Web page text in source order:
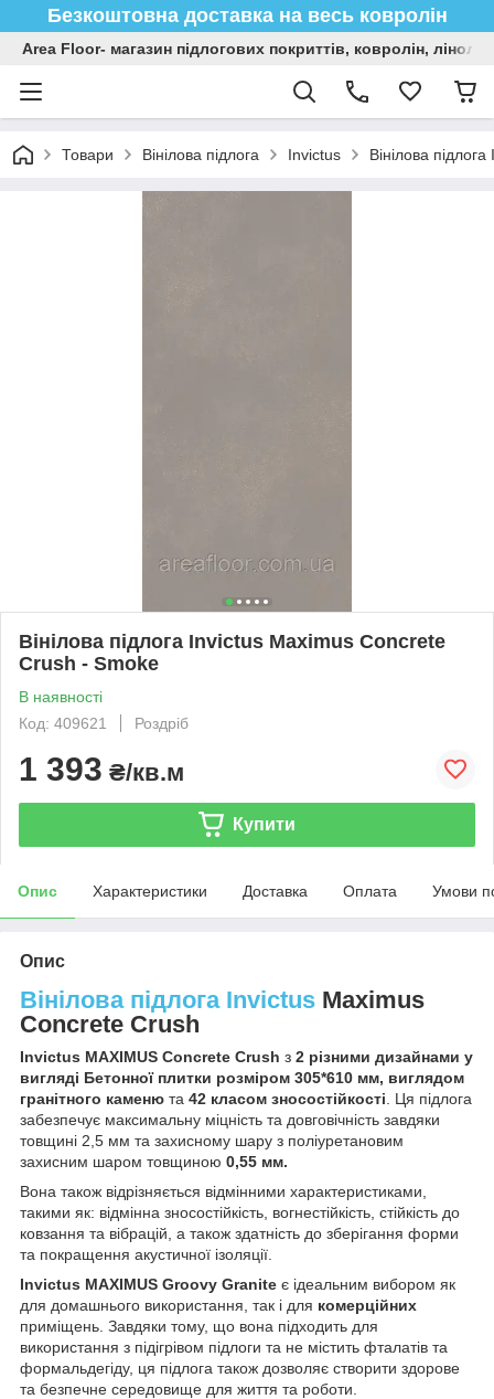
Безкоштовна доставка на весь ковролін
Area Floor- магазин підлогових покриттів, ковролін,
Товари Вінілова підлога Invictus Вінілова
Вінілова підлога Invictus Maximus Concrete
Crush - Smoke
В наявності
Код: 409621
Роздріб
1 393 ₴/кв.м
Купити
Опис Характеристики Доставка Оплата Умови
Опис
Вінілова підлога Invictus Maximus
Concrete Crush
Invictus MAXIMUS Concrete Crush з 2 різними дизайнами у
вигляді Бетонної плитки розміром 305*610 мм, виглядом
гранітного каменю та 42 класом зносостійкості . Ця підлога
забезпечує максимальну міцність та довговічність завдяки
товщині 2,5 мм та захисному шару з поліуретановим
захисним шаром товщиною 0,55 мм.
Вона також відрізняється відмінними характеристиками,
такими як: відмінна зносостійкість, вогнестійкість, стійкість до
ковзання та вібрацій, а також здатність до зберігання форми
та покращення акустичної ізоляції.
Invictus MAXIMUS Groovy Granite є ідеальним вибором як
для домашнього використання, так і для комерційних
приміщень. Завдяки тому, що вона підходить для
використання з підігрівом підлоги та не містить фталатів та
формальдегіду, ця підлога також дозволяє створити здорове
та безпечне середовище для життя та роботи.